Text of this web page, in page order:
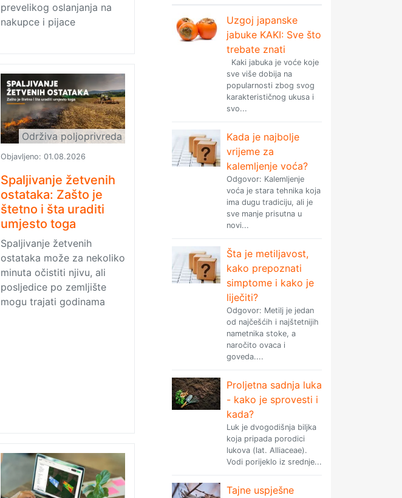
prevelikog oslanjanja na
nakupce i pijace
Održiva poljoprivreda
Objavljeno: 01.08.2026
Spaljivanje žetvenih
ostataka: Zašto je
štetno i šta uraditi
umjesto toga
Spaljivanje žetvenih
ostataka može za nekoliko
minuta očistiti njivu, ali
posljedice po zemljište
mogu trajati godinama
Uzgoj japanske
jabuke KAKI: Sve što
trebate znati
Kaki jabuka je voće koje
sve više dobija na
popularnosti zbog svog
karakterističnog ukusa i
svo...
Kada je najbolje
vrijeme za
kalemljenje voća?
Odgovor: Kalemljenje
voća je stara tehnika koja
ima dugu tradiciju, ali je
sve manje prisutna u
novi...
Šta je metiljavost,
kako prepoznati
simptome i kako je
liječiti?
Odgovor: Metilj je jedan
od najčešćih i najštetnijih
nametnika stoke, a
naročito ovaca i
goveda....
Proljetna sadnja luka
- kako je sprovesti i
kada?
Luk je dvogodišnja biljka
koja pripada porodici
lukova (lat. Alliaceae).
Vodi porijeklo iz srednje...
Tajne uspješne